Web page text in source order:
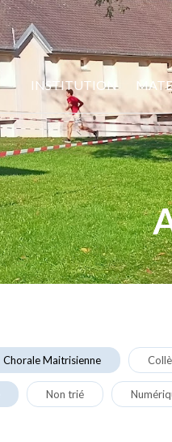
INSTITUTION
Chorale Maitrisienne
Non trié